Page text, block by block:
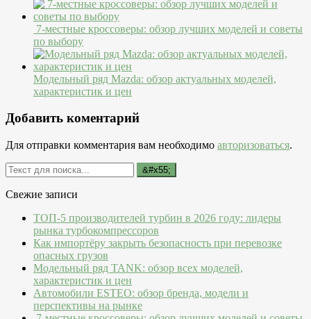
7-местные кроссоверы: обзор лучших моделей и советы
по выбору
Модельный ряд Mazda: обзор актуальных моделей,
характеристик и цен
Добавить коментарий
Для отправки комментария вам необходимо авторизоваться.
Свежие записи
ТОП-5 производителей турбин в 2026 году: лидеры
рынка турбокомпрессоров
Как импортёру закрыть безопасность при перевозке
опасных грузов
Модельный ряд TANK: обзор всех моделей,
характеристик и цен
Автомобили ESTEO: обзор бренда, модели и
перспективы на рынке